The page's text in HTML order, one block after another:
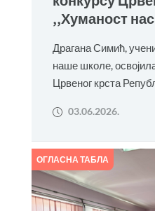
,,Хуманост нас
Драгана Симић,
наше школе,
Црвеног крста
03.06.2026.
ОГЛАСНА ТАБЛА